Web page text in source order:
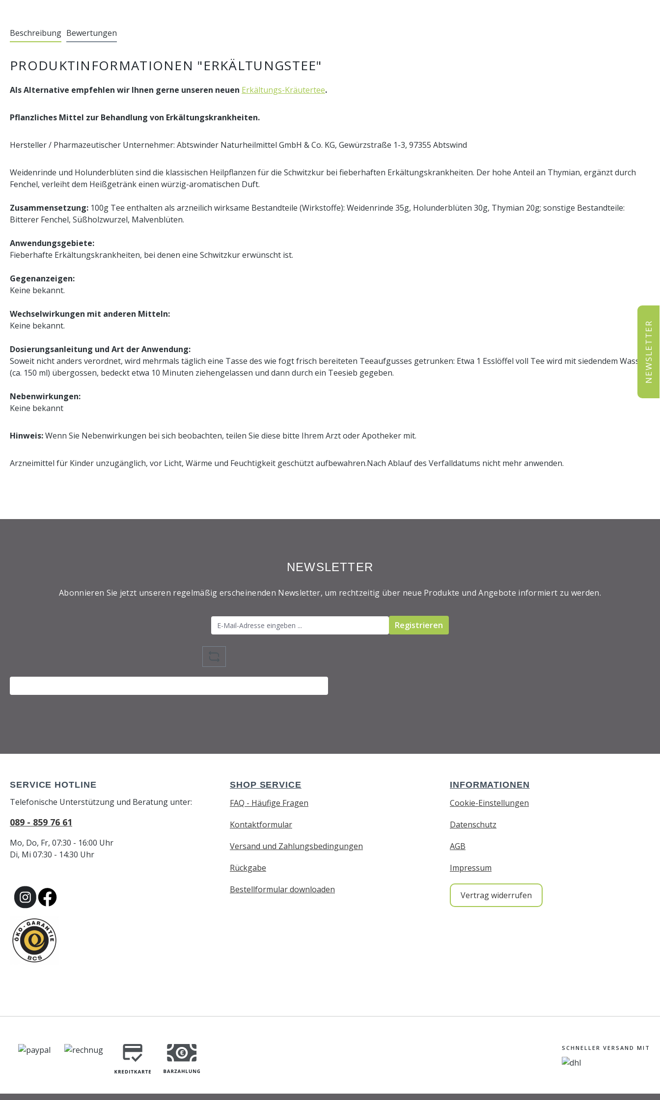
Beschreibung Bewertungen
PRODUKTINFORMATIONEN "ERKÄLTUNGSTEE"
Als Alternative empfehlen wir Ihnen gerne unseren neuen Erkältungs-Kräutertee.
Pflanzliches Mittel zur Behandlung von Erkältungskrankheiten.
Hersteller / Pharmazeutischer Unternehmer: Abtswinder Naturheilmittel GmbH & Co. KG, Gewürzstraße 1-3, 97355 Abtswind
Weidenrinde und Holunderblüten sind die klassischen Heilpflanzen für die Schwitzkur bei fieberhaften Erkältungskrankheiten. Der hohe Anteil an Thymian, ergänzt durch
Fenchel, verleiht dem Heißgetränk einen würzig-aromatischen Duft.
Zusammensetzung: 100g Tee enthalten als arzneilich wirksame Bestandteile (Wirkstoffe): Weidenrinde 35g, Holunderblüten 30g, Thymian 20g; sonstige Bestandteile:
Bitterer Fenchel, Süßholzwurzel, Malvenblüten.
Anwendungsgebiete:
Fieberhafte Erkältungskrankheiten, bei denen eine Schwitzkur erwünscht ist.
Gegenanzeigen:
Keine bekannt.
Wechselwirkungen mit anderen Mitteln:
Keine bekannt.
Dosierungsanleitung und Art der Anwendung:
Soweit nicht anders verordnet, wird mehrmals täglich eine Tasse des wie fogt frisch bereiteten Teeaufgusses getrunken: Etwa 1 Esslöffel voll Tee wird mit siedendem Wasser
(ca. 150 ml) übergossen, bedeckt etwa 10 Minuten ziehengelassen und dann durch ein Teesieb gegeben.
Nebenwirkungen:
Keine bekannt
Hinweis:Wenn Sie Nebenwirkungen bei sich beobachten, teilen Sie diese bitte Ihrem Arzt oder Apotheker mit.
Arzneimittel für Kinder unzugänglich, vor Licht, Wärme und Feuchtigkeit geschützt aufbewahren.Nach Ablauf des Verfalldatums nicht mehr anwenden.
NEWSLETTER
Abonnieren Sie jetzt unseren regelmäßig erscheinenden Newsletter, um rechtzeitig über neue Produkte und Angebote informiert zu werden.
Registrieren
SERVICE HOTLINE
Telefonische Unterstützung und Beratung unter:
089 - 859 76 61
Mo, Do, Fr, 07:30 - 16:00 Uhr
Di, Mi 07:30 - 14:30 Uhr
SHOP SERVICE
FAQ - Häufige Fragen
Kontaktformular
Versand und Zahlungsbedingungen
Rückgabe
Bestellformular downloaden
INFORMATIONEN
Cookie-Einstellungen
Datenschutz
AGB
Impressum
Vertrag widerrufen
NEWSLETTER
SCHNELLER VERSAND MIT